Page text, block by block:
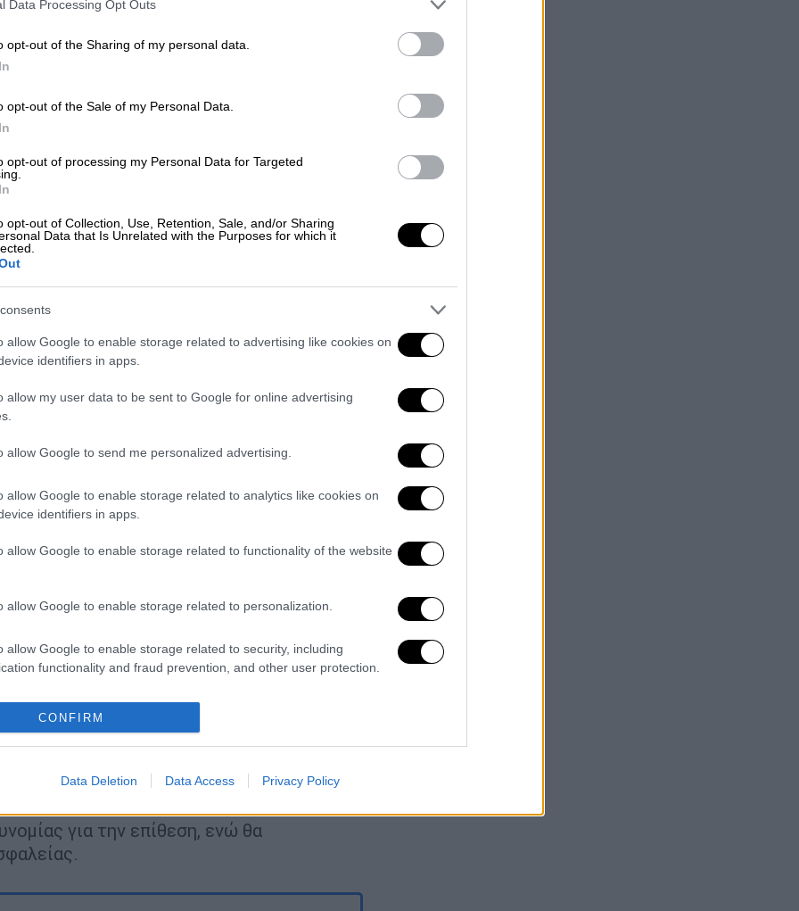
Data Processing Opt Outs
opt-out of the Sharing of my personal data.
opt-out of the Sale of my Personal Data.
opt-out of processing my Personal Data for Targeted
opt-out of Collection, Use, Retention, Sale, and/or Sharing
Data that Is Unrelated with the Purposes for which it
allow Google to enable storage related to advertising like cookies on
identifiers in apps.
allow my user data to be sent to Google for online advertising
allow Google to send me personalized advertising.
allow Google to enable storage related to analytics like cookies on
identifiers in apps.
allow Google to enable storage related to functionality of the website
allow Google to enable storage related to personalization.
allow Google to enable storage related to security, including
functionality and fraud prevention, and other user protection.
CONFIRM
Data Deletion Data Access Privacy Policy
στη Ρόδο: Ο εργαζόμενος «το έκανε
του beach bar στο OPEΝ
σε εργοστάσιο
εκπομπής
ναεκτοξεύουν μολότοφεναντίον των
μεχημικά. Μέχρι στιγμής δεν υπάρχουν
για την επίθεση, ενώ θα